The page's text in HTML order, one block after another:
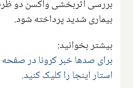
بررسی اثربخشی واکسن دو
بیماری شدید پرداخته شود.
بیشتر بخوانید:
برای صدها خبر کرونا در صفحه
استار اینجا را کلیک کنید.